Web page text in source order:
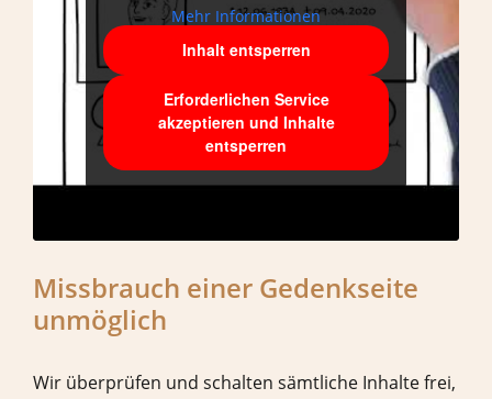
Mehr Informationen
Inhalt entsperren
Erforderlichen Service
akzeptieren und Inhalte
entsperren
Missbrauch einer Gedenkseite
unmöglich
Wir überprüfen und schalten sämtliche Inhalte frei,